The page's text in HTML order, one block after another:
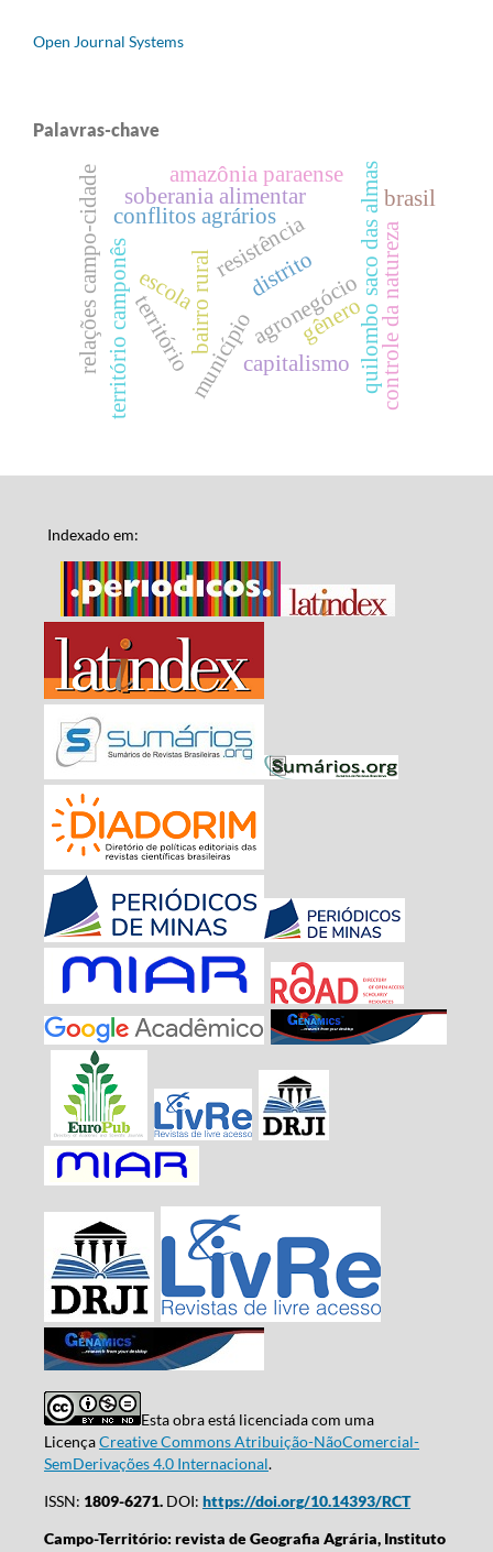
Open Journal Systems
Palavras-chave
município
distrito
bairro rural
escola
resistência
conflitos agrários
agronegócioquilombo saco das almascontrole da natureza
capitalismo
território camponês
soberania alimentar
amazônia paraense
território gênero
relações campo-cidade brasil
Indexado em:
Esta obra está licenciada com uma
LicençaCreative Commons Atribuição-NãoComercial-
SemDerivações 4.0 Internacional.
ISSN: 1809-6271.DOI: https://doi.org/10.14393/RCT
Campo-Território: revista de Geografia Agrária, Instituto